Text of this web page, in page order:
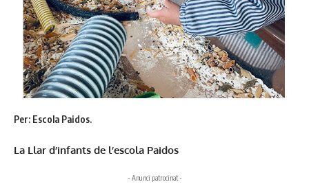
Per: Escola Paidos.
La Llar d’infants de l’escola Paidos
- Anunci patrocinat -